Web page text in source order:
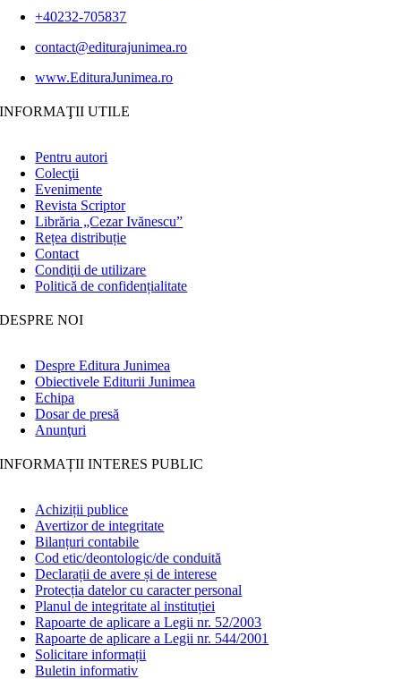
+40232-705837
contact@editurajunimea.ro
www.EdituraJunimea.ro
INFORMAŢII UTILE
Pentru autori
Colecţii
Evenimente
Revista Scriptor
Librăria „Cezar Ivănescu”
Rețea distribuție
Contact
Condiţii de utilizare
Politică de confidențialitate
DESPRE NOI
Despre Editura Junimea
Obiectivele Editurii Junimea
Echipa
Dosar de presă
Anunţuri
INFORMAȚII INTERES PUBLIC
Achiziții publice
Avertizor de integritate
Bilanțuri contabile
Cod etic/deontologic/de conduită
Declarații de avere și de interese
Protecția datelor cu caracter personal
Planul de integritate al instituției
Rapoarte de aplicare a Legii nr. 52/2003
Rapoarte de aplicare a Legii nr. 544/2001
Solicitare informații
Buletin informativ